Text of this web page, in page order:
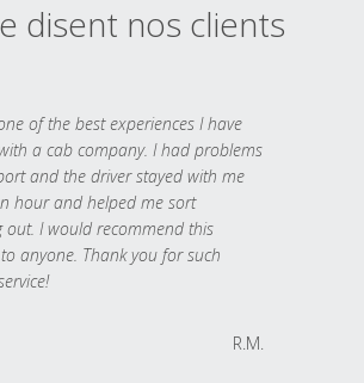
disent nos clients
of the best experiences I have
a cab company. I had problems
and the driver stayed with me
hour and helped me sort
out. I would recommend this
anyone. Thank you for such
R.M.